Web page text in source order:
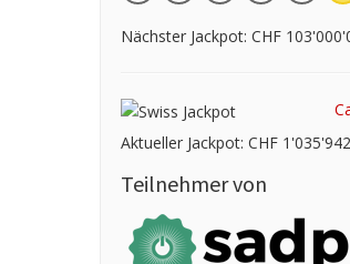
Nächster Jackpot: CHF
Aktueller Jackpot: CHF 1'035'942
Teilnehmer von